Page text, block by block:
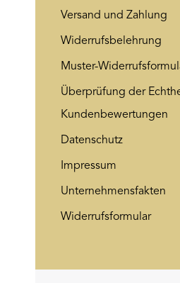
Versand und Zahlung
Widerrufsbelehrung
Muster-
Überprüfung der
Kundenbewertungen
Datenschutz
Impressum
Unternehmensfakten
Widerrufsformular